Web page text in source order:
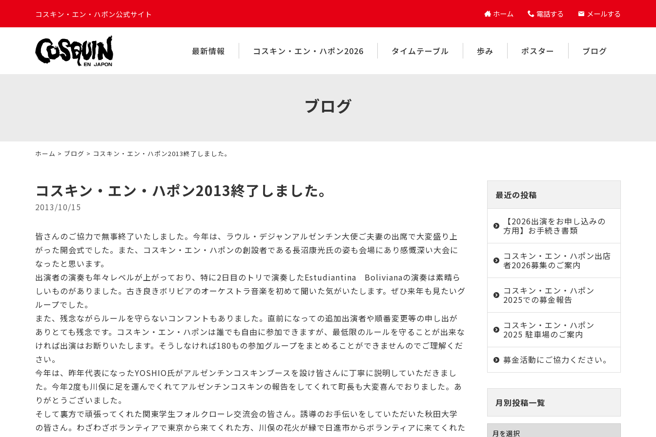
コスキン・エン・ハポン公式サイト ホーム 電話する メールする
最新情報 コスキン・エン・ハポン2026 タイムテーブル 歩み ポスター ブログ
ブログ
ホーム > ブログ > コスキン・エン・ハポン2013終了しました。
コスキン・エン・ハポン2013終了しました。
2013/10/15
皆さんのご協力で無事終了いたしました。今年は、ラウル・デジャンアルゼンチン大使ご夫妻の出席で大変盛り上
がった開会式でした。また、コスキン・エン・ハポンの創設者である長沼康光氏の姿も会場にあり感慨深い大会に
なったと思います。
出演者の演奏も年々レベルが上がっており、特に2日目のトリで演奏したEstudiantina Bolivianaの演奏は素晴ら
しいものがありました。古き良きボリビアのオーケストラ音楽を初めて聞いた気がいたします。ぜひ来年も見たいグ
ループでした。
また、残念ながらルールを守らないコンフントもありました。直前になっての追加出演者や順番変更等の申し出が
ありとても残念です。コスキン・エン・ハポンは誰でも自由に参加できますが、最低限のルールを守ることが出来な
ければ出演はお断りいたします。そうしなければ180もの参加グループをまとめることができませんのでご理解くだ
さい。
今年は、昨年代表になったYOSHIO氏がアルゼンチンコスキンブースを設け皆さんに丁寧に説明していただきまし
た。今年2度も川俣に足を運んでくれてアルゼンチンコスキンの報告をしてくれて町長も大変喜んでおりました。あ
りがとうございました。
そして裏方で頑張ってくれた関東学生フォルクローレ交流会の皆さん。誘導のお手伝いをしていただいた秋田大学
の皆さん。わざわざボランティアで東京から来てくれた方、川俣の花火が縁で日進市からボランティアに来てくれた
最近の投稿
【2026出演をお申し込みの
方用】お手続き書類
コスキン・エン・ハポン出店
者2026募集のご案内
コスキン・エン・ハポン
2025での募金報告
コスキン・エン・ハポン
2025 駐車場のご案内
募金活動にご協力ください。
月別投稿一覧